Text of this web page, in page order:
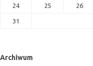
24 25 26
31
Archiwum